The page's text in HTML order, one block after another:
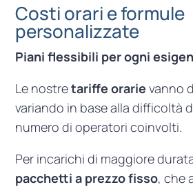
Costi orari e formule
personalizzate
Piani flessibili per ogni
Le nostretariffe orarie vanno
variando in base alla difficoltà
numero di operatori coinvolti.
Per incarichi di maggiore
pacchetti a prezzo fisso, che